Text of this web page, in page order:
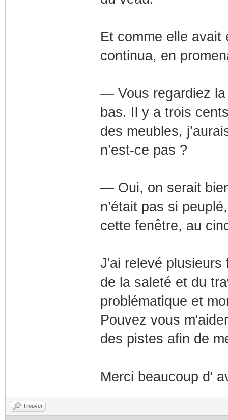
Et comme elle avait
continua, en
— Vous regardiez la
bas. Il y a trois
des meubles,
n’est-ce pas ?
— Oui, on serait
n’était pas si
cette fenêtre, au
J'ai relevé plusieurs
de la saleté et du
problématique et
Pouvez vous
des pistes afin de
Merci beaucoup d'
Trouver